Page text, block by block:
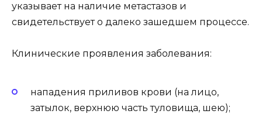
указывает на наличие метастазов и
свидетельствует о далеко зашедшем процессе.
Клинические проявления заболевания:
нападения приливов крови (на лицо,
затылок, верхнюю часть туловища, шею);